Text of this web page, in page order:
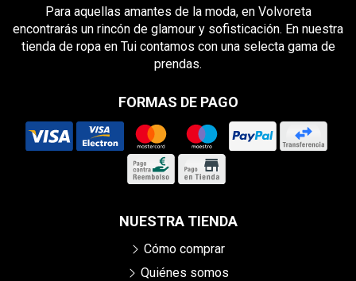
Para aquellas amantes de la moda, en Volvoreta
encontrarás un rincón de glamour y sofisticación. En nuestra
tienda de ropa en Tui contamos con una selecta gama de
prendas.
FORMAS DE PAGO
NUESTRA TIENDA
Cómo comprar
Quiénes somos